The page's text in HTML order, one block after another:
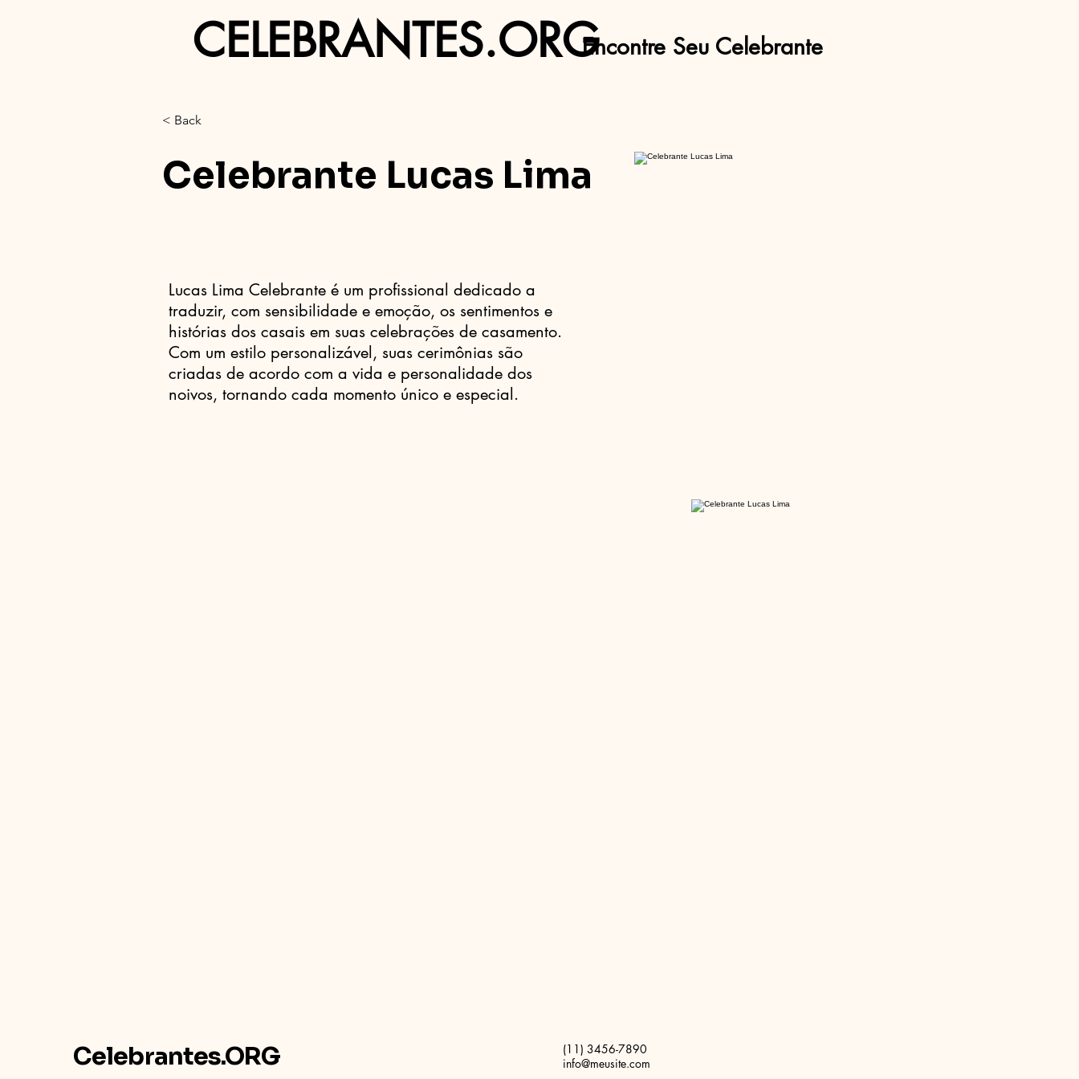
CELEBRANTES.ORGEncontre Seu Celebrante
< Back
Celebrante Lucas Lima
Lucas Lima Celebrante é um profissional dedicado a
traduzir, com sensibilidade e emoção, os sentimentos e
histórias dos casais em suas celebrações de casamento.
Com um estilo personalizável, suas cerimônias são
criadas de acordo com a vida e personalidade dos
noivos, tornando cada momento único e especial.
Celebrantes.ORG
(11) 3456-7890
info@meusite.com